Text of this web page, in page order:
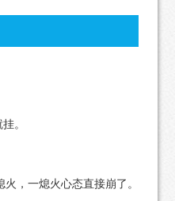
。
，一熄火心态直接崩了。